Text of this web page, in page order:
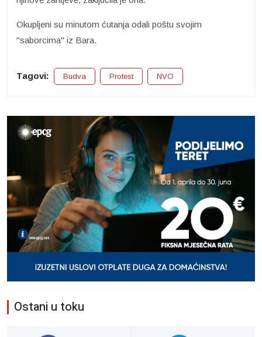
Okupljeni su minutom ćutanja odali poštu svojim
"saborcima" iz Bara.
Tagovi: Budva Protest NVO
Ostani u toku